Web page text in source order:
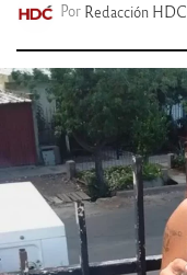
Por Redacción HDC